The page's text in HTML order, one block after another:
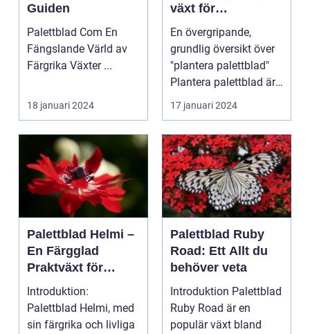
Guiden
Palettblad Com En
Fängslande Värld av
Färgrika Växter ...
18 januari 2024
växt för
trädgårdsentusiast
En övergripande,
grundlig översikt över
"plantera palettblad"
Plantera palettblad är
en populär akt...
17 januari 2024
Palettblad Helmi –
En Färgglad
Praktväxt för
Hemmet
Introduktion:
Palettblad Helmi, med
sin färgrika och livliga
Palettblad Ruby
Road: Ett Allt du
behöver veta
Introduktion Palettblad
Ruby Road är en
populär växt bland